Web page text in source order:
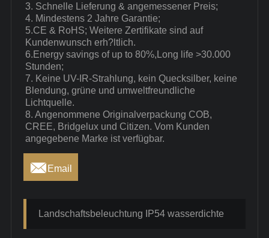
3. Schnelle Lieferung & angemessener Preis;
4. Mindestens 2 Jahre Garantie;
5.CE & RoHS; Weitere Zertifikate sind auf
Kundenwunsch erh?ltlich.
6.Energy savings of up to 80%,Long life >30.000
Stunden;
7. Keine UV-IR-Strahlung, kein Quecksilber, keine
Blendung, grüne und umweltfreundliche
Lichtquelle.
8. Angenommene Originalverpackung COB,
CREE, Bridgelux und Citizen. Vom Kunden
angegebene Marke ist verfügbar.
 Email
Landschaftsbeleuchtung IP54 wasserdichte